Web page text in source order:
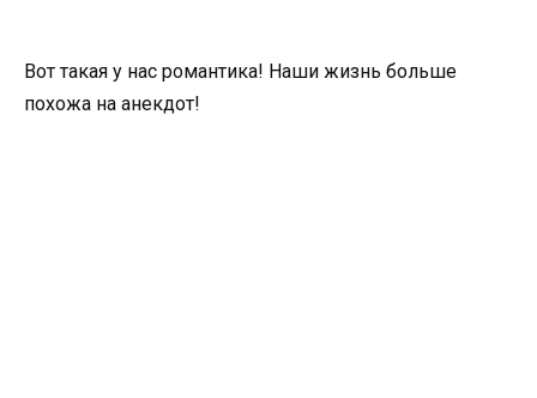
Вот такая у нас романтика! Наши жизнь больше
похожа на анекдот!